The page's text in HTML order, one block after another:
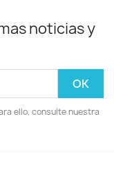
noticias y
ello, consulte nuestra